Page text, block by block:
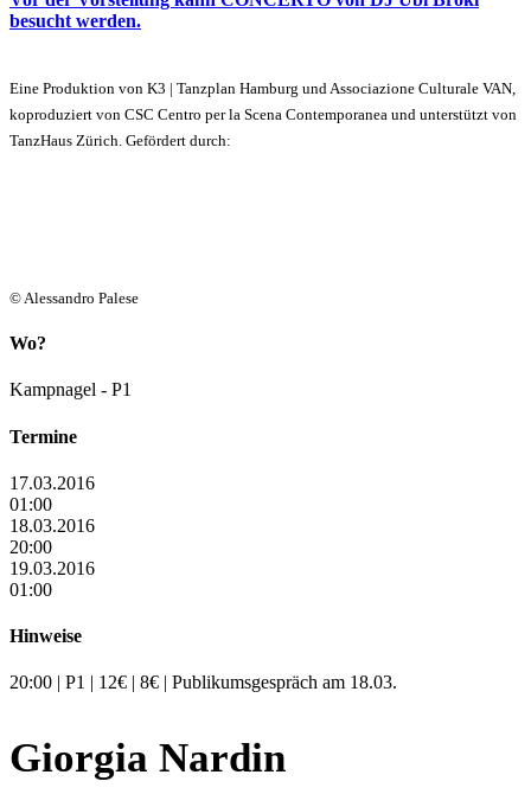
besucht werden.
Eine Produktion von K3 | Tanzplan Hamburg und Associazione Culturale VAN,
koproduziert von CSC Centro per la Scena Contemporanea und unterstützt von
TanzHaus Zürich. Gefördert durch:
© Alessandro Palese
Wo?
Kampnagel - P1
Termine
17.03.2016
01:00
18.03.2016
20:00
19.03.2016
01:00
Hinweise
20:00 | P1 | 12€ | 8€ | Publikumsgespräch am 18.03.
Giorgia Nardin